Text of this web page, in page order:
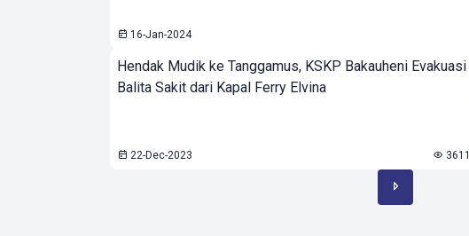
16-Jan-2024
Hendak Mudik ke Tanggamus, KSKP Bakauheni Evakuasi
Balita Sakit dari Kapal Ferry Elvina
22-Dec-2023 3611